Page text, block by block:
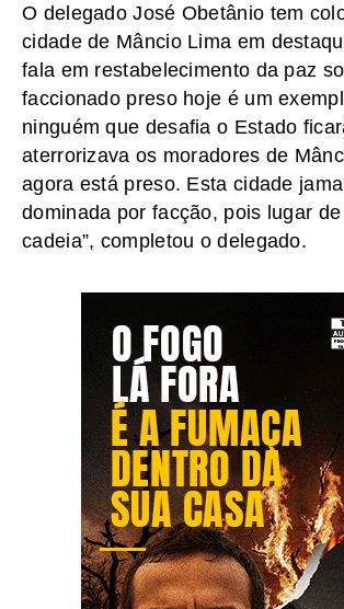
O delegado José Obetânio tem
cidade de Mâncio Lima em
fala em restabelecimento da paz
faccionado preso hoje é um
ninguém que desafia o Estado
aterrorizava os moradores de
agora está preso. Esta cidade
dominada por facção, pois lugar
cadeia”, completou o delegado.